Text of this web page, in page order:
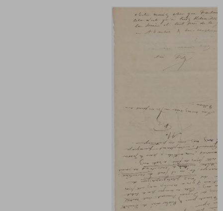
Belgique, Province de Namur, musée Félicien
Rops, Province de Namur